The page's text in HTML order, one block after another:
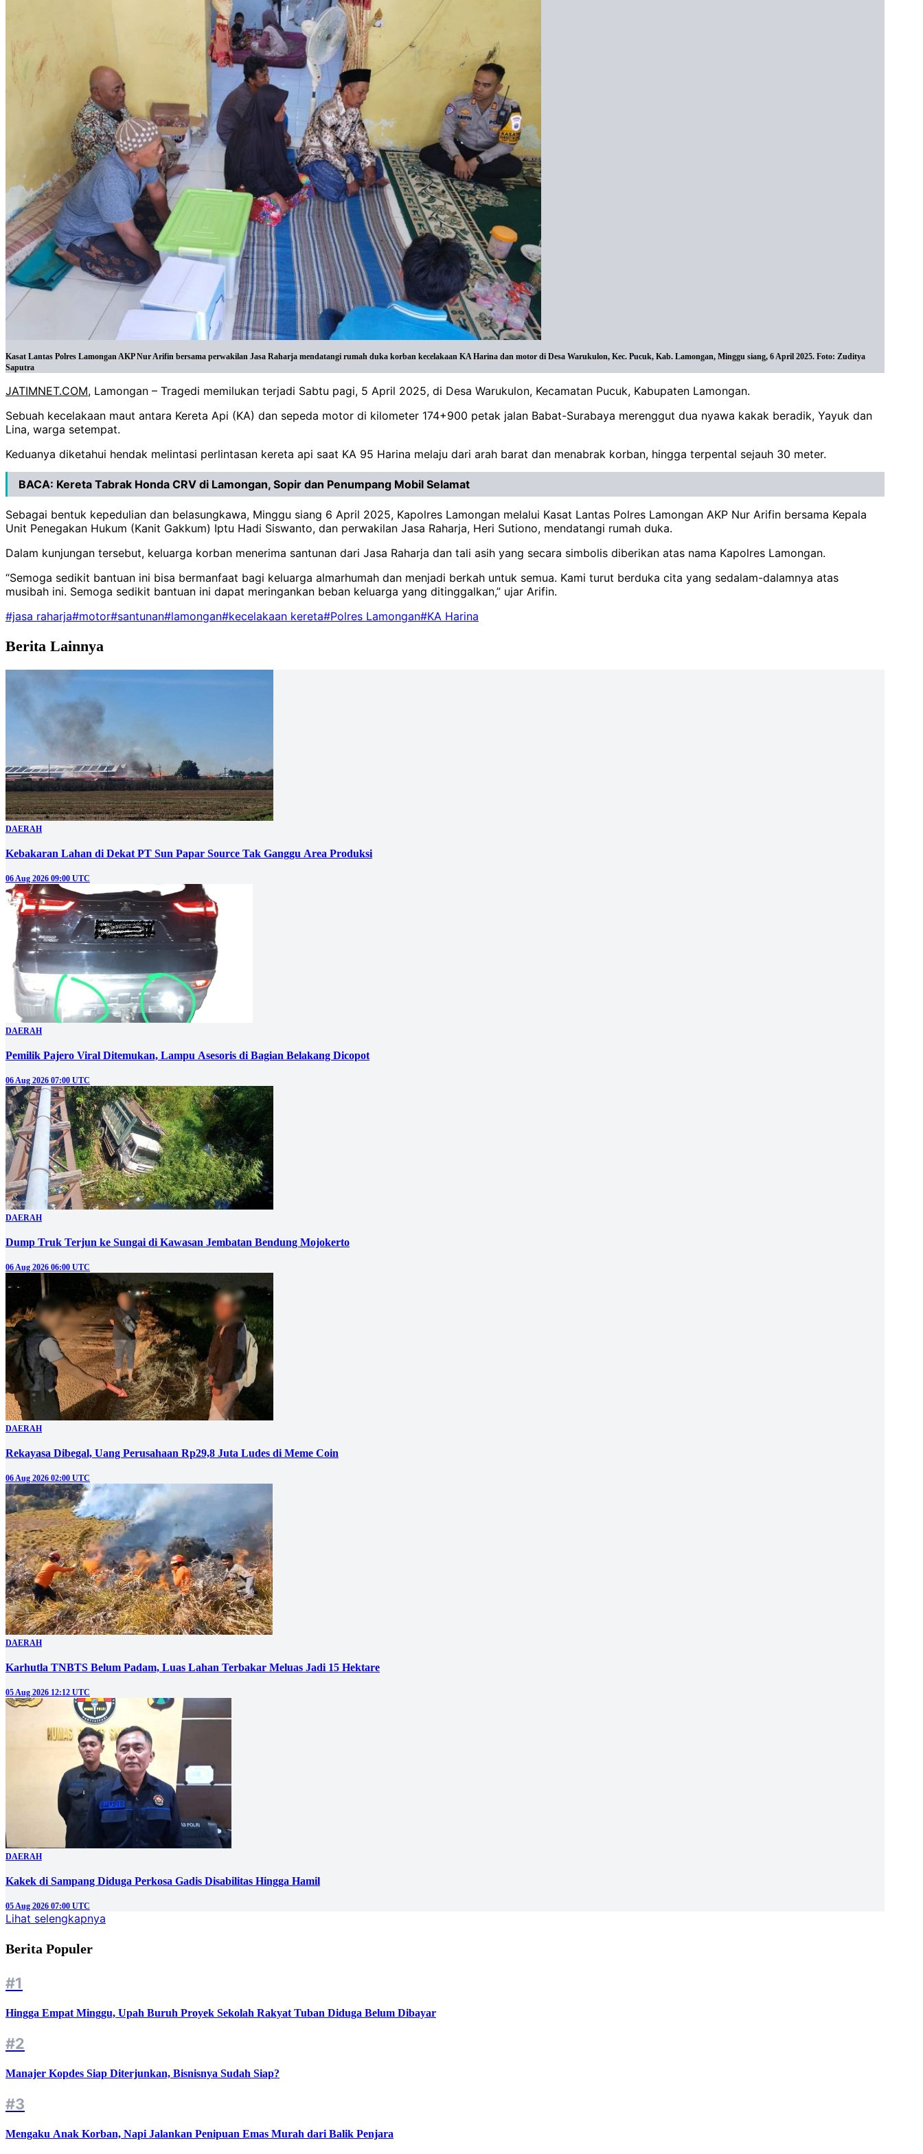
Kasat Lantas Polres Lamongan AKP Nur Arifin bersama perwakilan Jasa Raharja mendatangi rumah duka korban kecelakaan KA Harina dan motor di Desa Warukulon, Kec. Pucuk, Kab. Lamongan, Minggu siang, 6 April 2025. Foto: Zuditya
Saputra
JATIMNET.COM, Lamongan – Tragedi memilukan terjadi Sabtu pagi, 5 April 2025, di Desa Warukulon, Kecamatan Pucuk, Kabupaten Lamongan.
Sebuah kecelakaan maut antara Kereta Api (KA) dan sepeda motor di kilometer 174+900 petak jalan Babat-Surabaya merenggut dua nyawa kakak beradik, Yayuk dan
Lina, warga setempat.
Keduanya diketahui hendak melintasi perlintasan kereta api saat KA 95 Harina melaju dari arah barat dan menabrak korban, hingga terpental sejauh 30 meter.
BACA: Kereta Tabrak Honda CRV di Lamongan, Sopir dan Penumpang Mobil Selamat
Sebagai bentuk kepedulian dan belasungkawa, Minggu siang 6 April 2025, Kapolres Lamongan melalui Kasat Lantas Polres Lamongan AKP Nur Arifin bersama Kepala
Unit Penegakan Hukum (Kanit Gakkum) Iptu Hadi Siswanto, dan perwakilan Jasa Raharja, Heri Sutiono, mendatangi rumah duka.
Dalam kunjungan tersebut, keluarga korban menerima santunan dari Jasa Raharja dan tali asih yang secara simbolis diberikan atas nama Kapolres Lamongan.
“Semoga sedikit bantuan ini bisa bermanfaat bagi keluarga almarhumah dan menjadi berkah untuk semua. Kami turut berduka cita yang sedalam-dalamnya atas
musibah ini. Semoga sedikit bantuan ini dapat meringankan beban keluarga yang ditinggalkan,” ujar Arifin.
#jasa raharja#motor#santunan#lamongan#kecelakaan kereta#Polres Lamongan#KA Harina
Berita Lainnya
DAERAH
Kebakaran Lahan di Dekat PT Sun Papar Source Tak Ganggu Area Produksi
06 Aug 2026 09:00 UTC
DAERAH
Pemilik Pajero Viral Ditemukan, Lampu Asesoris di Bagian Belakang Dicopot
06 Aug 2026 07:00 UTC
DAERAH
Dump Truk Terjun ke Sungai di Kawasan Jembatan Bendung Mojokerto
06 Aug 2026 06:00 UTC
DAERAH
Rekayasa Dibegal, Uang Perusahaan Rp29,8 Juta Ludes di Meme Coin
06 Aug 2026 02:00 UTC
DAERAH
Karhutla TNBTS Belum Padam, Luas Lahan Terbakar Meluas Jadi 15 Hektare
05 Aug 2026 12:12 UTC
DAERAH
Kakek di Sampang Diduga Perkosa Gadis Disabilitas Hingga Hamil
05 Aug 2026 07:00 UTC
Lihat selengkapnya
Berita Populer
#1
Hingga Empat Minggu, Upah Buruh Proyek Sekolah Rakyat Tuban Diduga Belum Dibayar
#2
Manajer Kopdes Siap Diterjunkan, Bisnisnya Sudah Siap?
#3
Mengaku Anak Korban, Napi Jalankan Penipuan Emas Murah dari Balik Penjara